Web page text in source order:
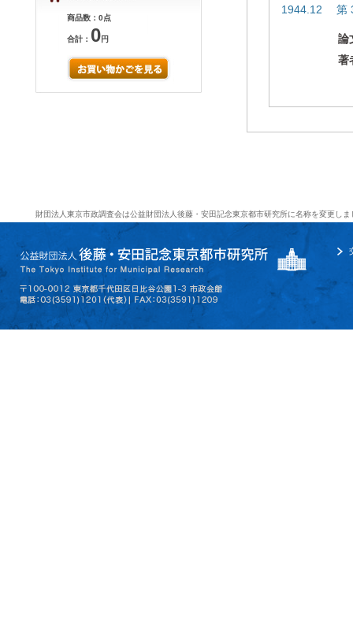
商品数：0点
合計： 0円
1944.12 第
論
著
財団法人東京市政調査会は公益財団法人後藤・安田記念東京都市研究所に名称を変更しま